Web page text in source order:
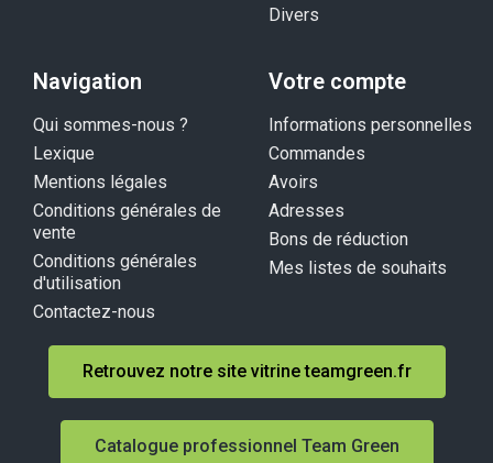
Divers
Navigation
Qui sommes-nous ?
Lexique
Mentions légales
Conditions générales de
vente
Conditions générales
d'utilisation
Contactez-nous
Votre compte
Informations personnelles
Commandes
Avoirs
Adresses
Bons de réduction
Mes listes de souhaits
Retrouvez notre site vitrine teamgreen.fr
Catalogue professionnel Team Green